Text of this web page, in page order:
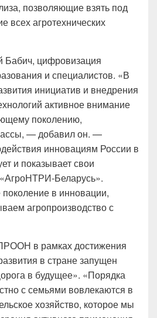
позволяющие взять под
всех агротехнических
Бабич, цифровизация
и специалистов. «В
инициатив и внедрения
активное внимание
поколению,
— добавил он. —
инновациям России в
и показывает свои
«АгроНТРИ-Беларусь».
в инновации,
агропроизводство с
в рамках достижения
в стране запущен
в будущее». «Порядка
с семьями вовлекаются в
хозяйство, которое мы